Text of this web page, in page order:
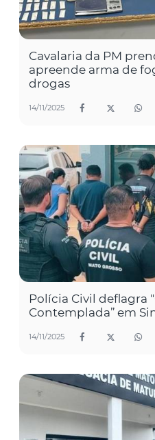
Cavalaria da PM
apreende arma de
drogas
14/11/2025
Polícia Civil deflagra
Contemplada” em
14/11/2025